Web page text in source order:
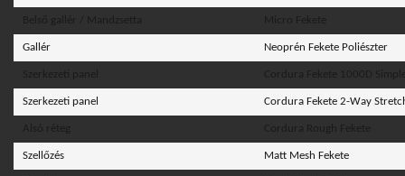
Gallér Neoprén Fekete Poliészter
Szerkezeti panel Cordura Fekete 2-Way
Szellőzés Matt Mesh Fekete